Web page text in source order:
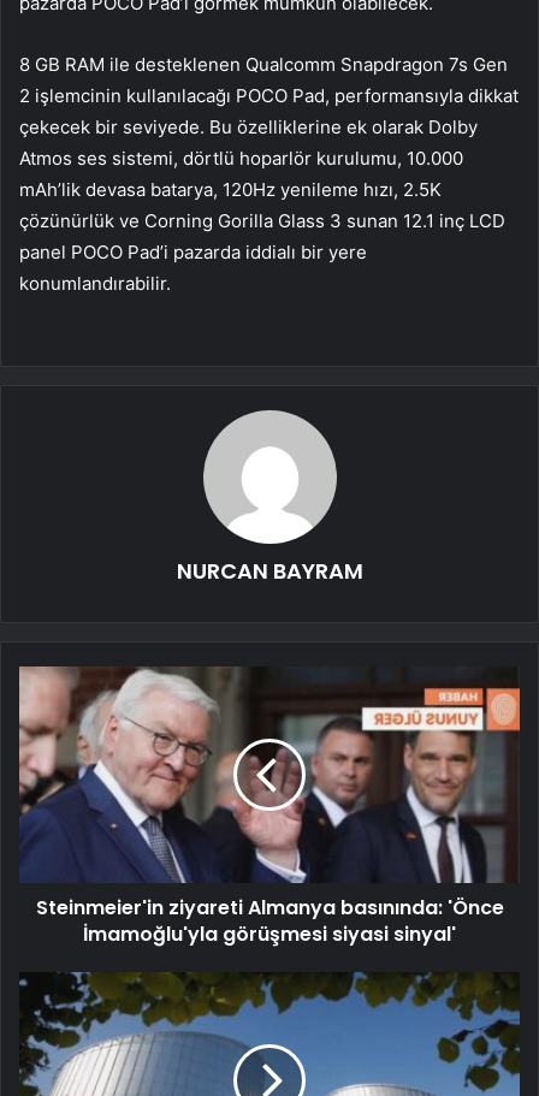
8 GB RAM ile desteklenen Qualcomm Snapdragon 7s Gen
2 işlemcinin kullanılacağı POCO Pad, performansıyla dikkat
çekecek bir seviyede. Bu özelliklerine ek olarak Dolby
Atmos ses sistemi, dörtlü hoparlör kurulumu, 10.000
mAh’lik devasa batarya, 120Hz yenileme hızı, 2.5K
çözünürlük ve Corning Gorilla Glass 3 sunan 12.1 inç LCD
panel POCO Pad’i pazarda iddialı bir yere
konumlandırabilir.
NURCAN BAYRAM
Steinmeier'in ziyareti Almanya basınında: 'Önce
İmamoğlu'yla görüşmesi siyasi sinyal'